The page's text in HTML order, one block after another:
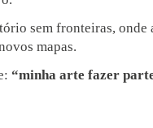
sem fronteiras,
mapas.
“minha arte fazer